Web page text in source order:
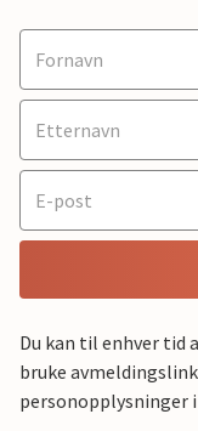
Du kan til enhver tid
bruke
personopplysninger